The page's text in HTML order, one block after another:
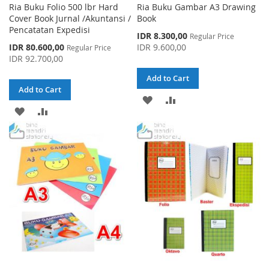
Ria Buku Folio 500 lbr Hard
Cover Book Jurnal /Akuntansi /
Pencatatan Expedisi
Special
Price
IDR 80.600,00 Regular Price
IDR 92.700,00
Add to Cart
ADD
TO
WISH
LIST
COMPARE
Ria Buku Gambar A3 Drawing
Book
Special
Price
IDR 8.300,00 Regular Price
IDR 9.600,00
Add to Cart
ADD
WISH
LIST
COMPARE